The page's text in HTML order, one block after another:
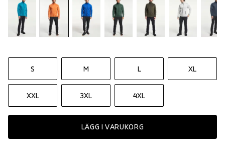
S M L XL
XXL 3XL 4XL
LÄGG I VARUKORG